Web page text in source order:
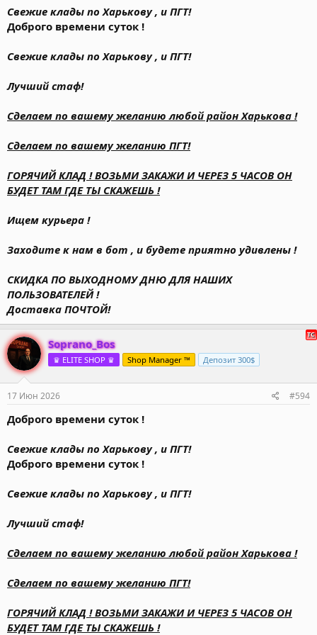
Свежие клады по Харькову , и ПГТ!
Доброго времени суток !
Свежие клады по Харькову , и ПГТ!
Лучший стаф!
Сделаем по вашему желанию любой район Харькова !
Сделаем по вашему желанию ПГТ!
ГОРЯЧИЙ КЛАД ! ВОЗЬМИ ЗАКАЖИ И ЧЕРЕЗ 5 ЧАСОВ ОН
БУДЕТ ТАМ ГДЕ ТЫ СКАЖЕШЬ !
Ищем курьера !
Заходите к нам в бот , и будете приятно удивлены !
СКИДКА ПО ВЫХОДНОМУ ДНЮ ДЛЯ НАШИХ
ПОЛЬЗОВАТЕЛЕЙ !
Доставка ПОЧТОЙ!
Soprano_Bos
♛ ELITE SHOP ♛ Shop Manager ™ Депозит 300$
17 Июн 2026 #594
Доброго времени суток !
Свежие клады по Харькову , и ПГТ!
Доброго времени суток !
Свежие клады по Харькову , и ПГТ!
Лучший стаф!
Сделаем по вашему желанию любой район Харькова !
Сделаем по вашему желанию ПГТ!
ГОРЯЧИЙ КЛАД ! ВОЗЬМИ ЗАКАЖИ И ЧЕРЕЗ 5 ЧАСОВ ОН
БУДЕТ ТАМ ГДЕ ТЫ СКАЖЕШЬ !